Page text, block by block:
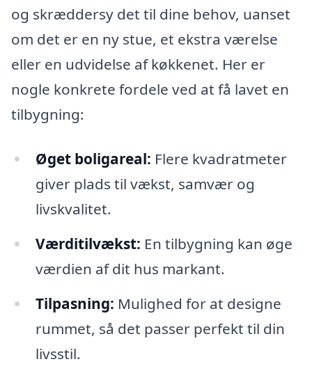
og skræddersy det til dine behov, uanset
om det er en ny stue, et ekstra værelse
eller en udvidelse af køkkenet. Her er
nogle konkrete fordele ved at få lavet en
tilbygning:
Øget boligareal: Flere kvadratmeter
giver plads til vækst, samvær og
livskvalitet.
Værditilvækst: En tilbygning kan øge
værdien af dit hus markant.
Tilpasning: Mulighed for at designe
rummet, så det passer perfekt til din
livsstil.